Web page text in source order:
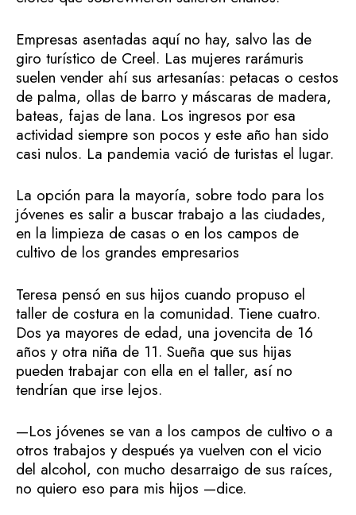
Empresas asentadas aquí no hay, salvo las de
giro turístico de Creel. Las mujeres rarámuris
suelen vender ahí sus artesanías: petacas o cestos
de palma, ollas de barro y máscaras de madera,
bateas, fajas de lana. Los ingresos por esa
actividad siempre son pocos y este año han sido
casi nulos. La pandemia vació de turistas el lugar.
La opción para la mayoría, sobre todo para los
jóvenes es salir a buscar trabajo a las ciudades,
en la limpieza de casas o en los campos de
cultivo de los grandes empresarios
Teresa pensó en sus hijos cuando propuso el
taller de costura en la comunidad. Tiene cuatro.
Dos ya mayores de edad, una jovencita de 16
años y otra niña de 11. Sueña que sus hijas
pueden trabajar con ella en el taller, así no
tendrían que irse lejos.
—Los jóvenes se van a los campos de cultivo o a
otros trabajos y después ya vuelven con el vicio
del alcohol, con mucho desarraigo de sus raíces,
no quiero eso para mis hijos —dice.